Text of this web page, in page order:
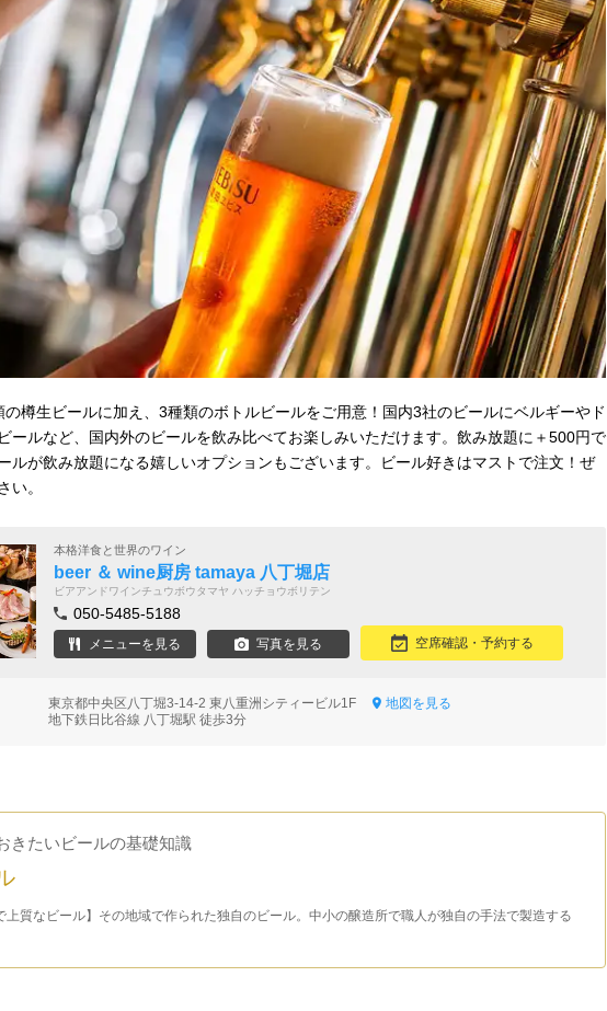
の樽生ビールに加え、3種類のボトルビールをご用意！国内3社のビールにベルギーやド
ールなど、国内外のビールを飲み比べてお楽しみいただけます。飲み放題に＋500円で
ルが飲み放題になる嬉しいオプションもございます。ビール好きはマストで注文！ぜ
い。
本格洋食と世界のワイン
beer ＆ wine厨房 tamaya 八丁堀店
ビアアンドワインチュウボウタマヤ ハッチョウボリテン
050-5485-5188
メニューを見る 写真を見る 空席確認・予約する
東京都中央区八丁堀3-14-2 東八重洲シティービル1F
地図を見る
地下鉄日比谷線 八丁堀駅 徒歩3分
きたいビールの基礎知識
上質なビール】その地域で作られた独自のビール。中小の醸造所で職人が独自の手法で製造する